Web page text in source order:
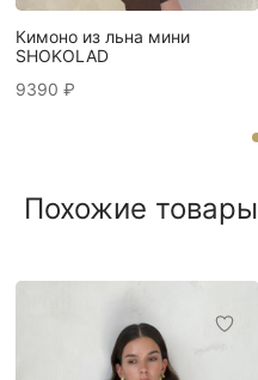
Кимоно из льна мини
SHOKOLAD
9390 ₽
Похожие товары